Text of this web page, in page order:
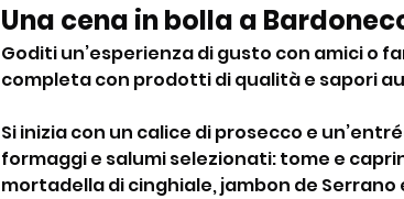
Una cena in bolla a
Goditi un’esperienza di gusto con amici o
completa con prodotti di qualità e sapori
Si inizia con un calice di prosecco e
formaggi e salumi selezionati: tome e
mortadella di cinghiale, jambon de